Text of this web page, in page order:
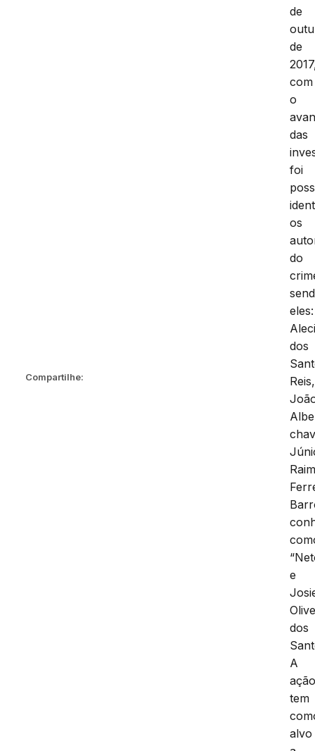
Compartilhe:
de
de
com
o
das
foi
os
do
eles:
dos
Reis,
e
dos
A
tem
alvo